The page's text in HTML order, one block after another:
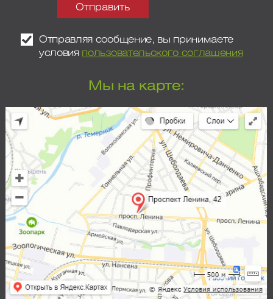
Отправляя сообщение, вы принимаете
условия пользовательского соглашения
Мы на карте: